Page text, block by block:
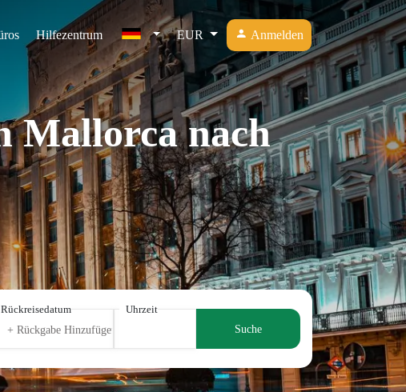
Hilfezentrum EUR Anmelden
Mallorca nach
Rückreisedatum
+ Rückgabe Hinzufügen
Uhrzeit
Suche